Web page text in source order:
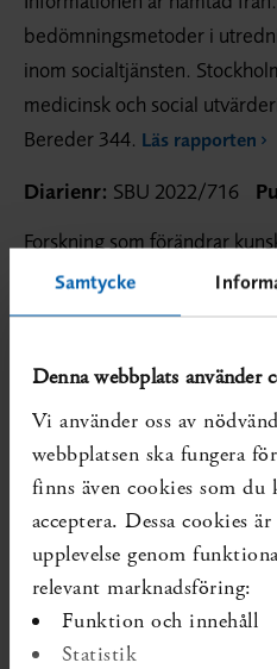
Samtycke
Denna webbplats använder
Vi använder oss av
webbplatsen ska fungera
finns även cookies som du
acceptera. Dessa cookies
upplevelse genom
relevant marknadsföring:
Funktion och innehåll
Statistik
bedömningsmetoder i
inom socialtjänsten.
medicinsk och social
Bereder 344. Läs rapporten
Diarienr: SBU 2022/716
Forskning som förändrar
senare.